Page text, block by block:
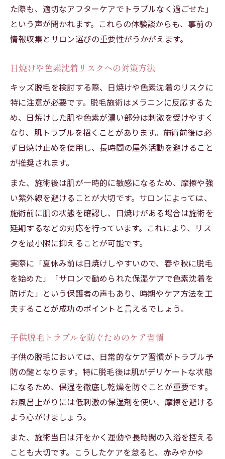
た際も、適切なアフターケアでトラブルなく過ごせた」
という声が聞かれます。これらの体験談からも、事前の
情報収集とサロン選びの重要性がうかがえます。
日焼けや色素沈着リスクへの対策方法
キッズ脱毛を検討する際、日焼けや色素沈着のリスクに
特に注意が必要です。脱毛施術はメラニンに反応するた
め、日焼けした肌や色素が濃い部分は刺激を受けやすく
なり、肌トラブルを招くことがあります。施術前後は必
ず日焼け止めを使用し、長時間の屋外活動を避けること
が推奨されます。
また、施術後は肌が一時的に敏感になるため、摩擦や強
い紫外線を避けることが大切です。サロンによっては、
施術前に肌の状態を確認し、日焼けがある場合は施術を
延期するなどの対応を行っています。これにより、リス
クを最小限に抑えることが可能です。
実際に「夏休み前は日焼けしやすいので、春や秋に脱毛
を始めた」「サロンで勧められた保湿ケアで色素沈着を
防げた」という保護者の声もあり、時期やケア方法を工
夫することが成功のポイントと言えるでしょう。
子供脱毛トラブルを防ぐためのケア習慣
子供の脱毛においては、日常的なケア習慣がトラブル予
防の鍵となります。特に脱毛後は肌がデリケートな状態
になるため、保湿を徹底し乾燥を防ぐことが重要です。
お風呂上がりには低刺激の保湿剤を使い、摩擦を避ける
よう心がけましょう。
また、施術当日は汗をかく運動や長時間の入浴を控える
ことも大切です。こうしたケアを怠ると、赤みやかゆ